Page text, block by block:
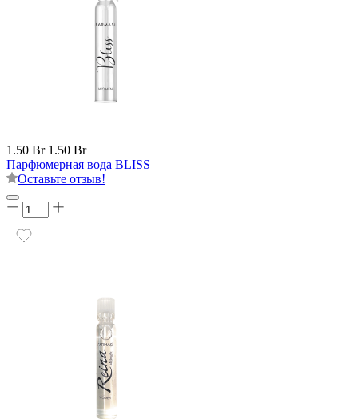
1.50 Br 1.50 Br
Парфюмерная вода BLISS
Оставьте отзыв!